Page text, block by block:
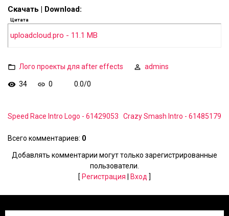
Скачать | Download:
Цитата
uploadcloud.pro - 11.1 MB
Лого проекты для after effects admins
34 0 0.0/0
Speed Race Intro Logo - 61429053 Crazy Smash Intro - 61485179
Всего комментариев: 0
Добавлять комментарии могут только зарегистрированные
пользователи.
[ Регистрация Вход ]